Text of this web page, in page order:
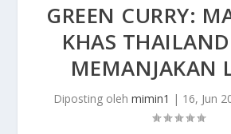
GREEN CURRY:
KHAS
MEMANJAKAN
Diposting oleh mimin1 | 16, Jun